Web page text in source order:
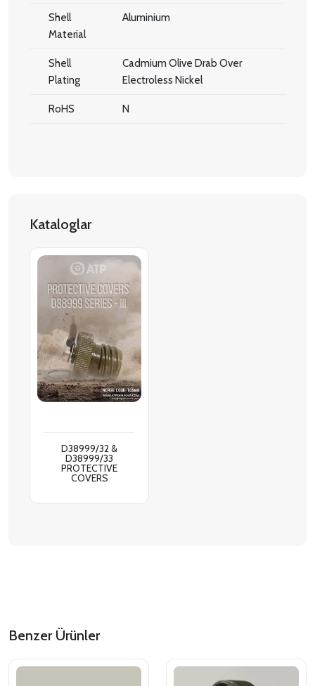
Shell
Material
Aluminium
Shell
Plating
Cadmium Olive Drab Over
Electroless Nickel
RoHS N
Kataloglar
D38999/32 &
D38999/33
PROTECTIVE
COVERS
Benzer Ürünler